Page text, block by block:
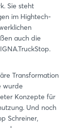
Sie steht
im Hightech-
auch die
Transformation
wurde
Konzepte für
Und noch
Schreiner,